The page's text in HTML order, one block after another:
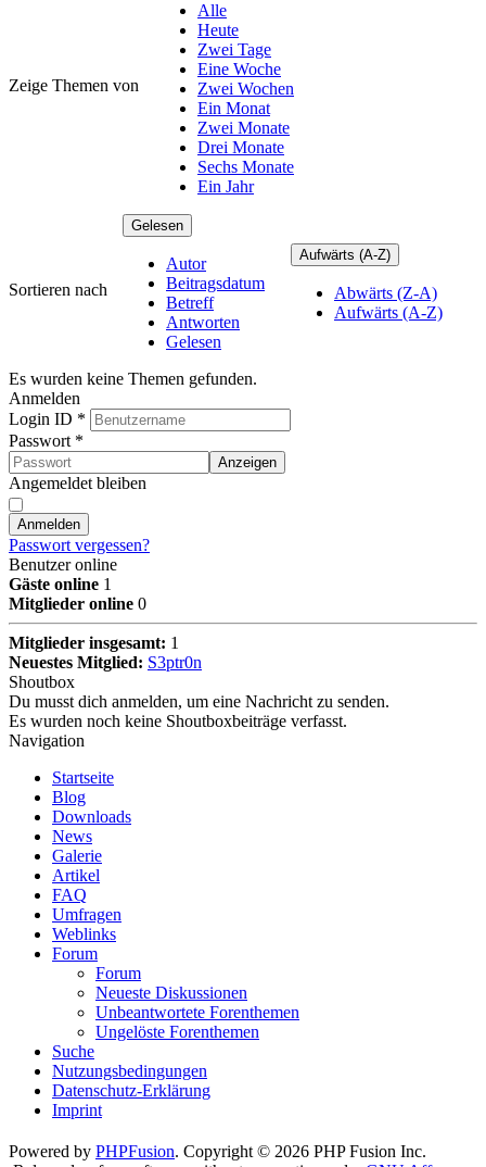
Zeige Themen von
Alle
Heute
Zwei Tage
Eine Woche
Zwei Wochen
Ein Monat
Zwei Monate
Drei Monate
Sechs Monate
Ein Jahr
Sortieren nach
Gelesen
Autor
Beitragsdatum
Betreff
Antworten
Gelesen
Aufwärts (A-Z)
Abwärts (Z-A)
Aufwärts (A-Z)
Es wurden keine Themen gefunden.
Anmelden
Login ID *
Passwort*
Anzeigen
Angemeldet bleiben
Anmelden
Passwort vergessen?
Benutzer online
Gäste online 1
Mitglieder online 0
Mitglieder insgesamt: 1
Neuestes Mitglied: S3ptr0n
Shoutbox
Du musst dich anmelden, um eine Nachricht zu senden.
Es wurden noch keine Shoutboxbeiträge verfasst.
Navigation
Startseite
Blog
Downloads
News
Galerie
Artikel
FAQ
Umfragen
Weblinks
Forum
Forum
Neueste Diskussionen
Unbeantwortete Forenthemen
Ungelöste Forenthemen
Suche
Nutzungsbedingungen
Datenschutz-Erklärung
Imprint
Powered by PHPFusion. Copyright © 2026 PHP Fusion Inc.